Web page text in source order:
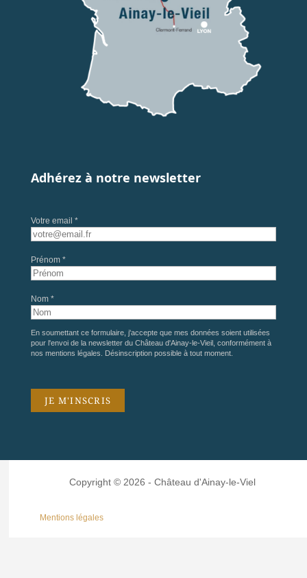
Adhérez à notre newsletter
Votre email *
Prénom *
Nom *
En soumettant ce formulaire, j'accepte que mes données soient utilisées
pour l'envoi de la newsletter du Château d'Ainay-le-Vieil, conformément à
nos mentions légales . Désinscription possible à tout moment.
Copyright © 2026 - Château d'Ainay-le-Viel
Mentions légales